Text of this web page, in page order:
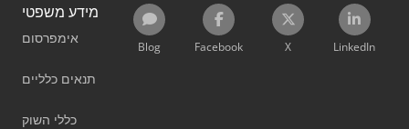
מידע משפטי
אימפרסום
תנאים כלליים
כללי השוק
Blog Facebook X LinkedIn